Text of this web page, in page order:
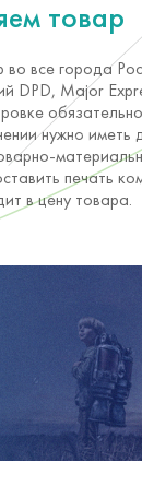
товар
все города
DPD, Major
нужно иметь
печать
в цену товара.